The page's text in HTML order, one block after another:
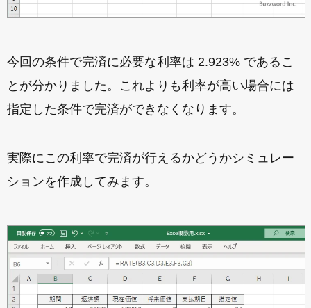
今回の条件で完済に必要な利率は 2.923% であるこ
とが分かりました。これよりも利率が高い場合には
指定した条件で完済ができなくなります。
実際にこの利率で完済が行えるかどうかシミュレー
ションを作成してみます。